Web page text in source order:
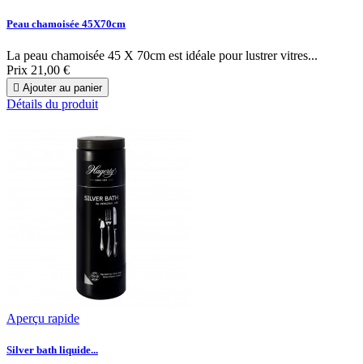
Peau chamoisée 45X70cm
La peau chamoisée 45 X 70cm est idéale pour lustrer vitres...
Prix 21,00 €
 Ajouter au panier
Détails du produit
Aperçu rapide
Silver bath liquide...